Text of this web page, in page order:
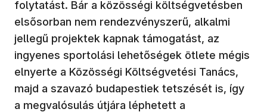
folytatást. Bár a közösségi költségvetésben
elsősorban nem rendezvényszerű, alkalmi
jellegű projektek kapnak támogatást, az
ingyenes sportolási lehetőségek ötlete mégis
elnyerte a Közösségi Költségvetési Tanács,
majd a szavazó budapestiek tetszését is, így
a megvalósulás útjára léphetett a